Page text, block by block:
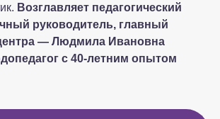
Возглавляет педагогический
руководитель, главный
— Людмила Ивановна
с 40-летним опытом